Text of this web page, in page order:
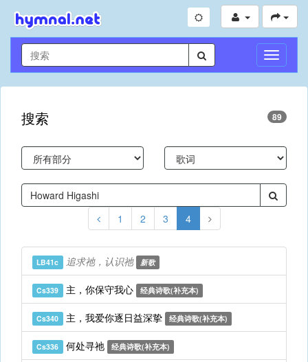
切
换
导
搜索 89
1 2 3 4
LB41c 追求祂，认识祂 新歌
Cs339 主，你保守我心 经典诗歌(补充本)
Cs340 主，我爱你逐日益深挚 经典诗歌(补充本)
Cs336 何处寻祂 经典诗歌(补充本)